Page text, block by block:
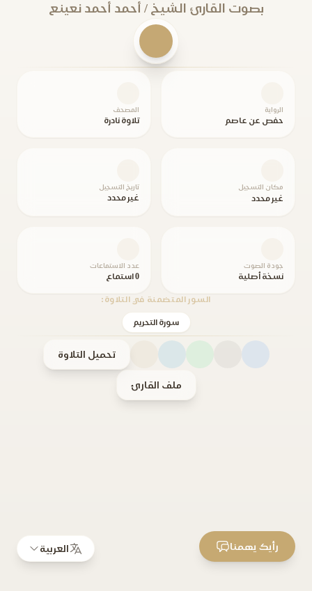
بصوت القارئ الشيخ / أحمد أحمد نعينع
الرواية
حفص عن عاصم
المصحف
تلاوة نادرة
مكان التسجيل
غير محدد
تاريخ التسجيل
غير محدد
جودة الصوت
نسخة أصلية
عدد الاستماعات
0 استماع
السور المتضمنة في التلاوة:
سورة التحريم
تحميل التلاوة
ملف القارئ
العربية رأيك يهمنا